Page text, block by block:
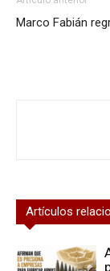
Marco Fabián
Artículos